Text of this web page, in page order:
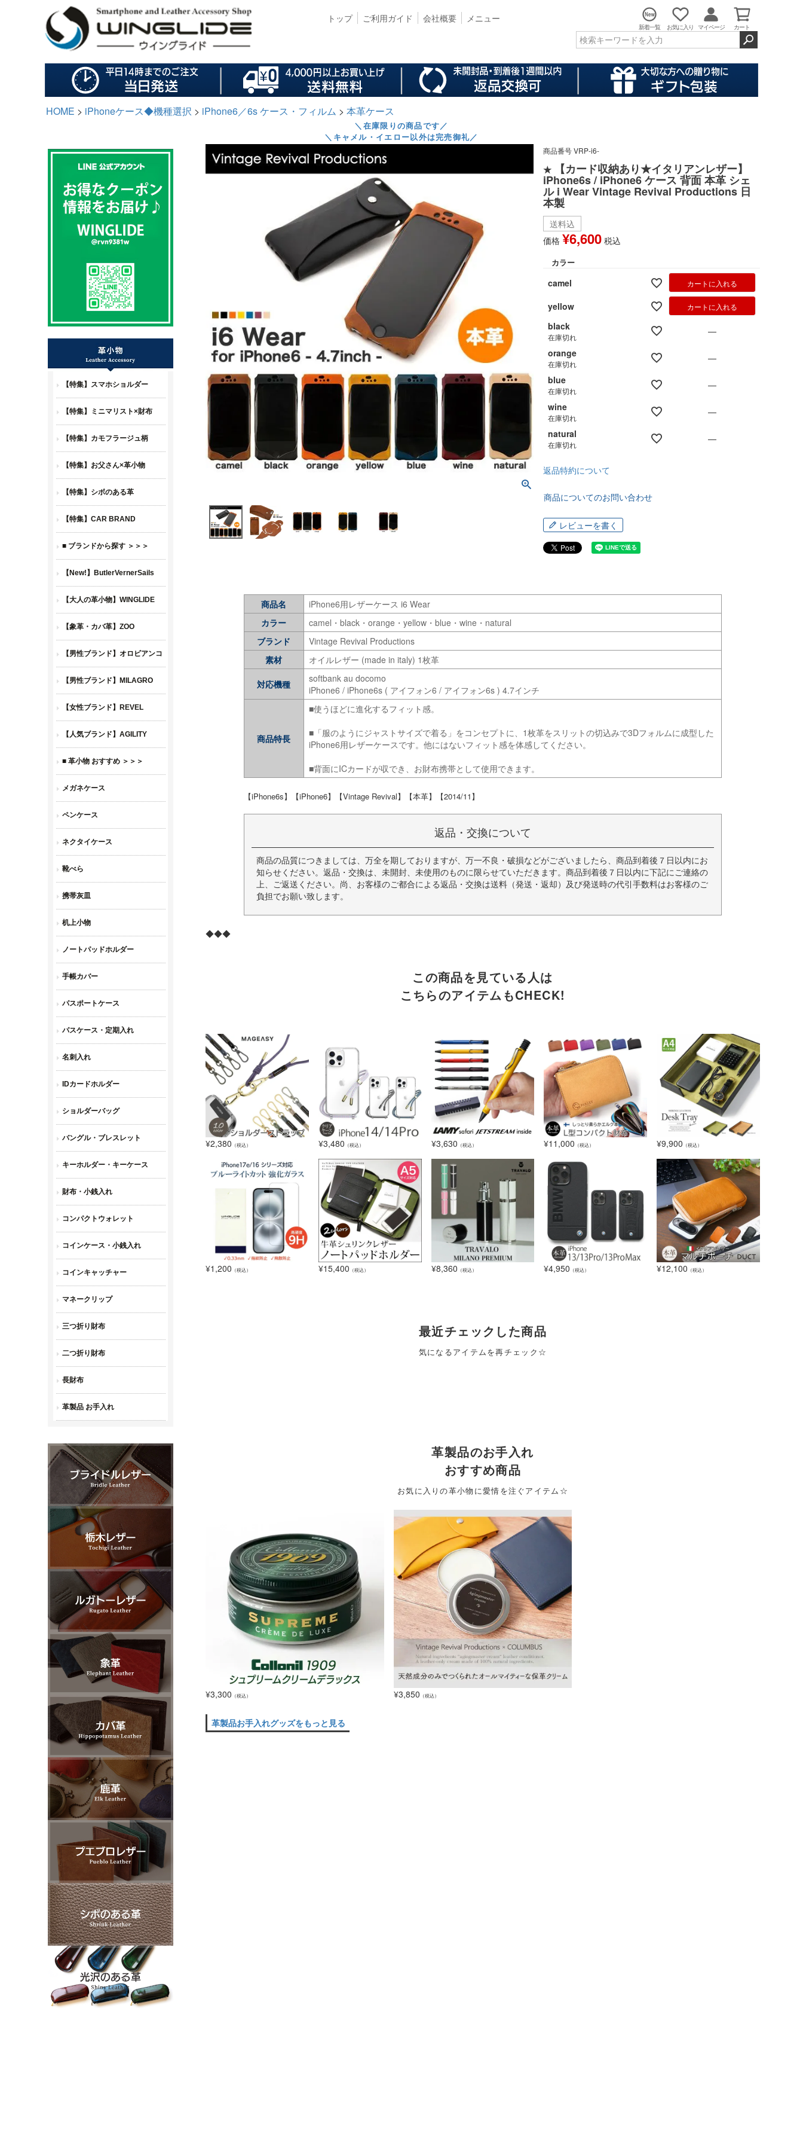
トップ ご利用ガイド 会社概要 メニュー
新着一覧 お気に入り マイページ カート
HOME iPhoneケース◆機種選択 iPhone6／6s ケース・フィルム 本革ケース
＼在庫限りの商品です／
＼キャメル・イエロー以外は完売御礼／
商品番号VRP-i6-
★ 【カード収納あり★イタリアンレザー】
iPhone6s / iPhone6 ケース 背面 本革 シェ
ル i Wear Vintage Revival Productions 日
本製
送料込
価格 ¥6,600 税込
カラー
camel カートに入れる
yellow カートに入れる
black
在庫切れ
—
orange
在庫切れ
—
blue
在庫切れ
—
wine
在庫切れ
—
natural
在庫切れ —
返品特約について
商品についてのお問い合わせ
レビューを書く
商品名
iPhone6用レザーケース i6 Wear
カラー
camel・black・orange・yellow・blue・wine・natural
ブランド
Vintage Revival Productions
素材
オイルレザー (made in italy) 1枚革
対応機種
softbank au docomo
iPhone6 / iPhone6s ( アイフォン6 / アイフォン6s ) 4.7インチ
商品特長
■使うほどに進化するフィット感。
■「服のようにジャストサイズで着る」をコンセプトに、1枚革をスリットの切込みで3Dフォルムに成型した
iPhone6用レザーケースです。他にはないフィット感を体感してください。
■背面にICカードが収でき、お財布携帯として使用できます。
【iPhone6s】【iPhone6】【Vintage Revival】【本革】【2014/11】
返品・交換について
商品の品質につきましては、万全を期しておりますが、万一不良・破損などがございましたら、商品到着後７日以内にお
知らせください。返品・交換は、未開封、未使用のものに限らせていただきます。商品到着後７日以内に下記にご連絡の
上、ご返送ください。尚、お客様のご都合による返品・交換は送料（発送・返却）及び発送時の代引手数料はお客様のご
負担でお願い致します。
◆◆◆
この商品を見ている人は
こちらのアイテムもCHECK!
¥2,380 （税込） ¥3,480 （税込） ¥3,630 （税込） ¥11,000 （税込） ¥9,900 （税込）
¥1,200 （税込） ¥15,400 （税込） ¥8,360 （税込） ¥4,950 （税込） ¥12,100 （税込）
最近チェックした商品
気になるアイテムを再チェック☆
革製品のお手入れ
おすすめ商品
お気に入りの革小物に愛情を注ぐアイテム☆
¥3,300 （税込） ¥3,850 （税込）
革製品お手入れグッズをもっと見る